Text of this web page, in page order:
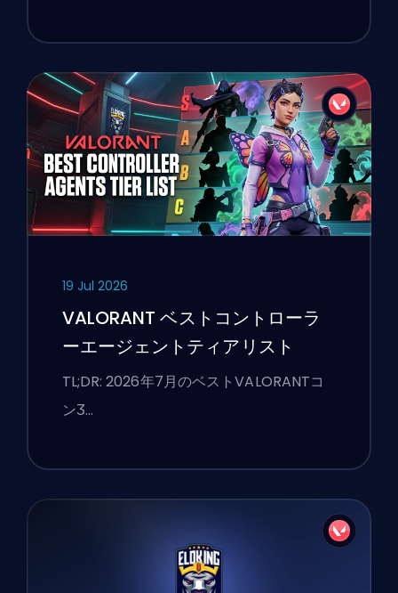
19 Jul 2026
VALORANT ベストコントローラ
ーエージェントティアリスト
TL;DR: 2026年7月のベストVALORANTコ
ンӠ…